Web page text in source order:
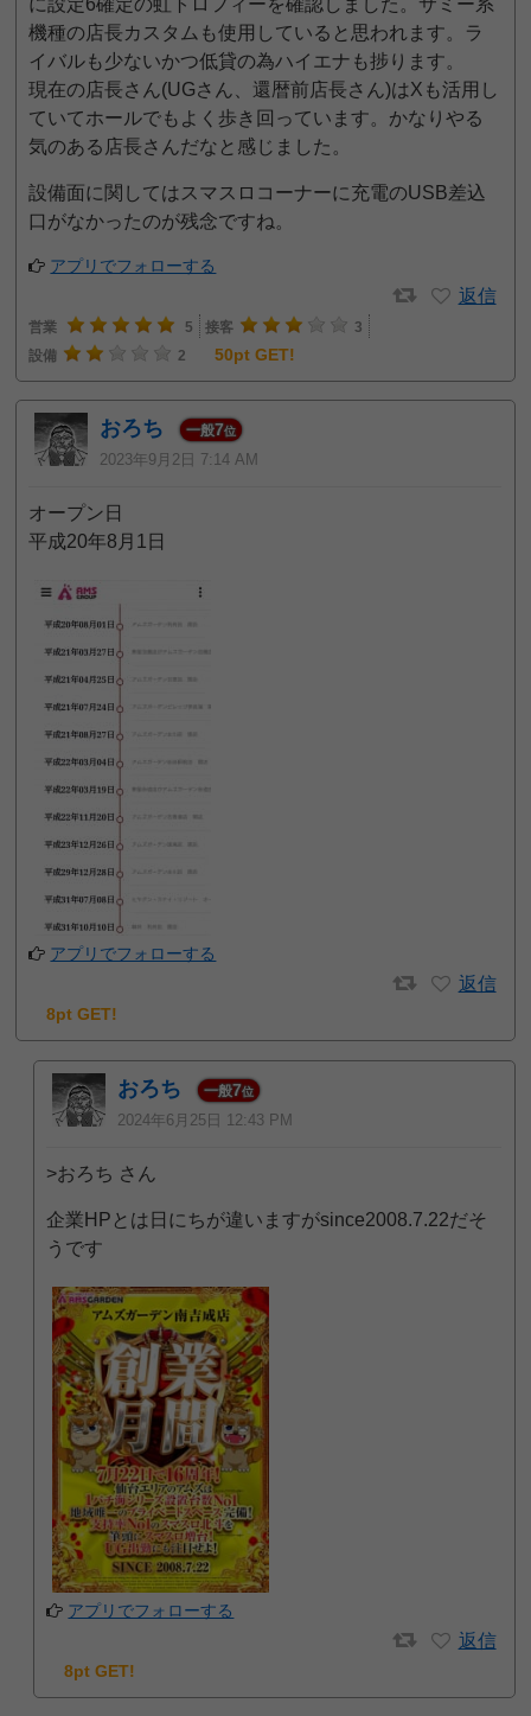
機種の店長カスタムも使用していると思われます。ラ
イバルも少ないかつ低貸の為ハイエナも捗ります。
現在の店長さん(UGさん、還暦前店長さん)はXも活用し
ていてホールでもよく歩き回っています。かなりやる
気のある店長さんだなと感じました。
設備面に関してはスマスロコーナーに充電のUSB差込
口がなかったのが残念ですね。
アプリでフォローする
返信
営業 5 接客
3
設備
2 50pt GET!
おろち 一般7位
2023年9月2日 7:14 AM
オープン日
平成20年8月1日
アプリでフォローする
返信
8pt GET!
おろち 一般7位
2024年6月25日 12:43 PM
>おろち さん
企業HPとは日にちが違いますがsince2008.7.22だそ
うです
アプリでフォローする
返信
8pt GET!